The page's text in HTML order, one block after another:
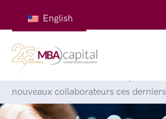
English
Accueil
nouveaux collaborateurs ces